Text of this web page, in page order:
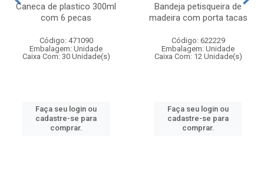
Caneca de plastico 300ml
com 6 pecas
Código: 471090
Embalagem: Unidade
Caixa Com: 30 Unidade(s)
Faça seu login ou
cadastre-se para
comprar.
Bandeja petisqueira de
madeira com porta tacas
Código: 622229
Embalagem: Unidade
Caixa Com: 12 Unidade(s)
Faça seu login ou
cadastre-se para
comprar.